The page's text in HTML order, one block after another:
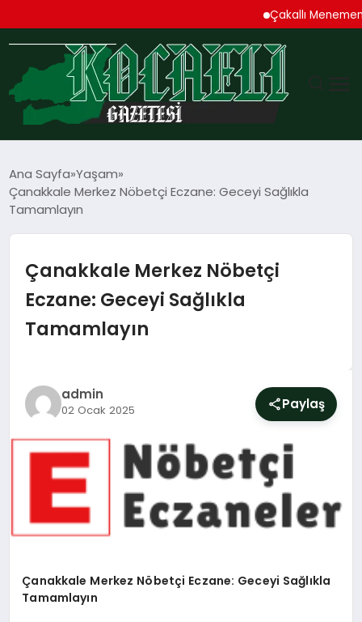
Çakallı Menemeni
TEKNOLOJI
SPOR
MAGAZIN
YAŞAM
DÜNYA
SAĞLIK
EĞITIM
Ana Sayfa Yaşam
Çanakkale Merkez Nöbetçi Eczane: Geceyi Sağlıkla
Tamamlayın
Çanakkale Merkez Nöbetçi
Eczane: Geceyi Sağlıkla
Tamamlayın
admin
02 Ocak 2025 Paylaş
Çanakkale Merkez Nöbetçi Eczane: Geceyi Sağlıkla
Tamamlayın